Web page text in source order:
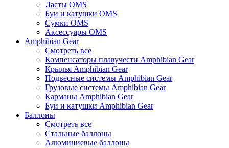
Ласты OMS
Буи и катушки OMS
Сумки OMS
Аксессуары OMS
Amphibian Gear
Смотреть все
Компенсаторы плавучести Amphibian Gear
Крылья Amphibian Gear
Подвесные системы Amphibian Gear
Грузовые системы Amphibian Gear
Карманы Amphibian Gear
Буи и катушки Amphibian Gear
Баллоны
Смотреть все
Стальные баллоны
Алюминиевые баллоны